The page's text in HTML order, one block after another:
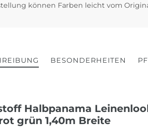
können Farben leicht vom
BESONDERHEITEN
Halbpanama
grün 1,40m Breite